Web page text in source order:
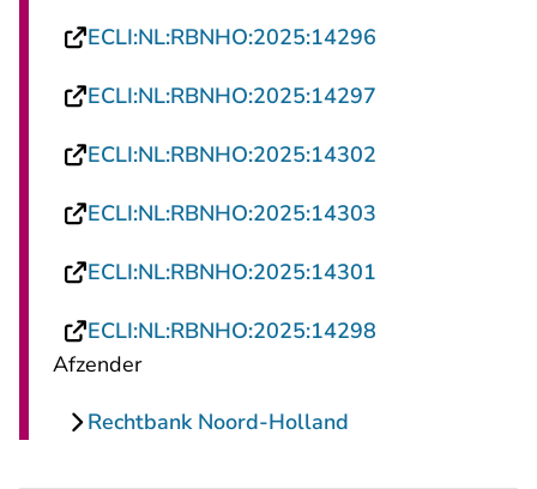
ECLI:NL:RBNHO:2025:14296
ECLI:NL:RBNHO:2025:14297
ECLI:NL:RBNHO:2025:14302
ECLI:NL:RBNHO:2025:14303
ECLI:NL:RBNHO:2025:14301
ECLI:NL:RBNHO:2025:14298
Afzender
Rechtbank Noord-Holland